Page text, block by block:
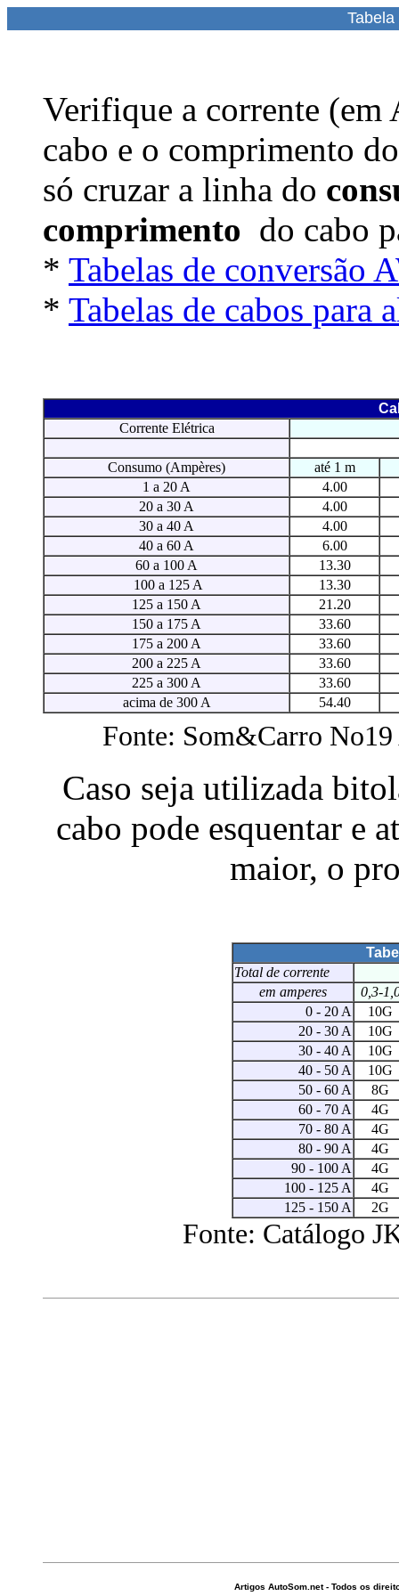
Verifique a corrente (em
cabo e o comprimento
só cruzar a linha do
comprimento do cabo
* Tabelas de conversão
* Tabelas de cabos para
Corrente Elétrica
Consumo (Ampères)
até 1 m
1 a 20 A
4.00
20 a 30 A
4.00
30 a 40 A
4.00
40 a 60 A
6.00
60 a 100 A
13.30
100 a 125 A
13.30
125 a 150 A
21.20
150 a 175 A
33.60
175 a 200 A
33.60
200 a 225 A
33.60
225 a 300 A
33.60
acima de 300 A
54.40
Fonte: Som&Carro
Caso seja utilizada
cabo pode esquentar e
maior, o
Total de corrente
em amperes
0,3-
0 - 20 A
10G
20 - 30 A
10G
30 - 40 A
10G
40 - 50 A
10G
50 - 60 A
8G
60 - 70 A
4G
70 - 80 A
4G
80 - 90 A
4G
90 - 100 A
4G
100 - 125 A
4G
125 - 150 A
2G
Fonte: Catálogo
Artigos AutoSom.net - Todos os